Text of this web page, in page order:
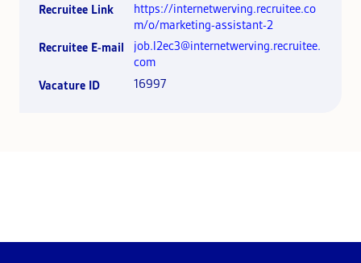
Recruitee Link
https://internetwerving.recruitee.co
m/o/marketing-assistant-2
Recruitee E-mail
job.l2ec3@internetwerving.recruitee.
com
Vacature ID
16997